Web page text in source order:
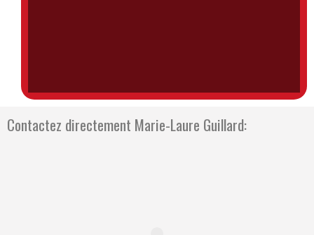
Contactez directement Marie-Laure Guillard: